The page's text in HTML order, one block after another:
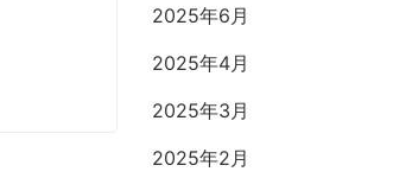
2025年6月
2025年4月
2025年3月
2025年2月